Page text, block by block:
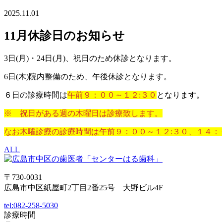
2025.11.01
11月休診日のお知らせ
3日(月)・24日(月)、祝日のため休診となります。
6日(木)院内整備のため、午後休診となります。
６日の診療時間は午前９：００～１２:３０ となります。
※ 祝日がある週の木曜日は診療致します。
なお木曜診療の診療時間は午前９：００～１２:３０、１４：
ALL
〒730-0031
広島市中区紙屋町2丁目2番25号 大野ビル4F
tel:082-258-5030
診療時間